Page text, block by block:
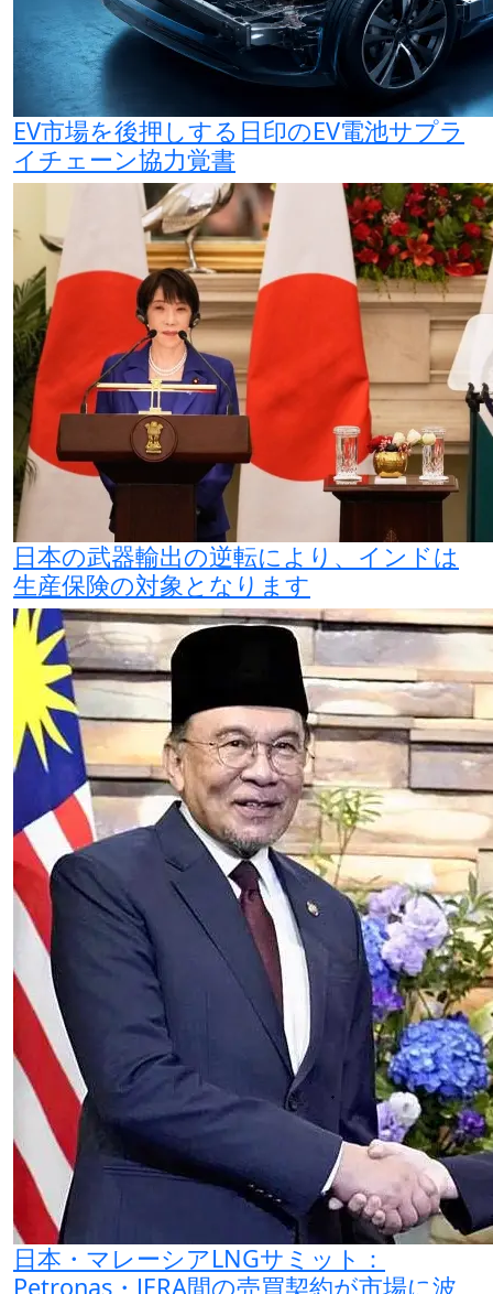
EV市場を後押しする日印のEV電池サプラ
イチェーン協力覚書
日本の武器輸出の逆転により、インドは
生産保険の対象となります
日本・マレーシアLNGサミット：
Petronas・JERA間の売買契約が市場に波